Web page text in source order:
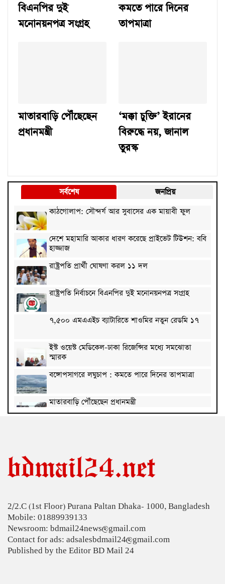
বিএনপির দুই
মনোনয়নপত্র সংগ্রহ
কমতে পারে দিনের
তাপমাত্রা
মাতারবাড়ি পৌঁছেছেন
প্রধানমন্ত্রী
‘মক্কা চুক্তি’ ইরানের
বিরুদ্ধে নয়, জানাল
তুরস্ক
সর্বশেষ
জনপ্রিয়
কাঠগোলাপ: সৌন্দর্য আর সুবাসের এক মায়াবী ফুল
দেশে মহামারি আকার ধারণ করেছে প্রাইভেট টিউশন: ববি
হাজ্জাজ
রাষ্ট্রপতি প্রার্থী ঘোষণা করল ১১ দল
রাষ্ট্রপতি নির্বাচনে বিএনপির দুই মনোনয়নপত্র সংগ্রহ
৭,৫০০ এমএএইচ ব্যাটারিতে শাওমির নতুন রেডমি ১৭
ইস্ট ওয়েস্ট মেডিকেল-ঢাকা রিজেন্সির মধ্যে সমঝোতা
স্মারক
বঙ্গোপসাগরে লঘুচাপ : কমতে পারে দিনের তাপমাত্রা
মাতারবাড়ি পৌঁছেছেন প্রধানমন্ত্রী
‘মক্কা চুক্তি’ ইরানের বিরুদ্ধে নয়, জানাল তুরস্ক
ডিএমপির অভিযানে ২৪ ঘণ্টায় গ্রেপ্তার ৫০৪
এসএসসি ফল সোমবার সকাল ১০টায়
2/2.C (1st Floor) Purana Paltan Dhaka- 1000, Bangladesh
Mobile: 01889939133
Newsroom: bdmail24news@gmail.com
Contact for ads: adsalesbdmail24@gmail.com
Published by the Editor BD Mail 24